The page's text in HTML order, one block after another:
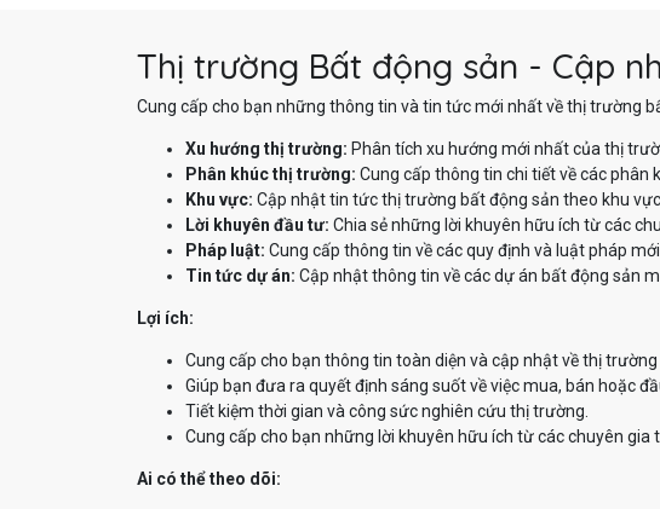
Thị trường Bất động sản - Cập
Cung cấp cho bạn những thông tin và tin tức mới nhất về thị trường
Xu hướng thị trường: Phân tích xu hướng mới nhất của thị
Phân khúc thị trường: Cung cấp thông tin chi tiết về các phân
Khu vực: Cập nhật tin tức thị trường bất động sản theo khu
Lời khuyên đầu tư: Chia sẻ những lời khuyên hữu ích từ các
Pháp luật: Cung cấp thông tin về các quy định và luật pháp
Tin tức dự án: Cập nhật thông tin về các dự án bất động sản
Lợi ích:
Cung cấp cho bạn thông tin toàn diện và cập nhật về thị trường
Giúp bạn đưa ra quyết định sáng suốt về việc mua, bán hoặc
Tiết kiệm thời gian và công sức nghiên cứu thị trường.
Cung cấp cho bạn những lời khuyên hữu ích từ các chuyên gia
Ai có thể theo dõi: